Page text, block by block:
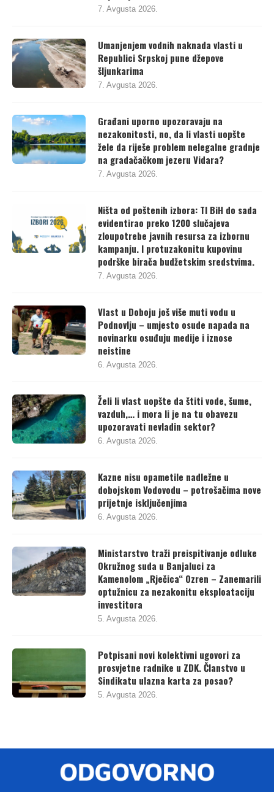
7. Avgusta 2026.
Umanjenjem vodnih naknada vlasti u
Republici Srpskoj pune džepove
šljunkarima
7. Avgusta 2026.
Građani uporno upozoravaju na
nezakonitosti, no, da li vlasti uopšte
žele da riješe problem nelegalne gradnje
na gradačačkom jezeru Vidara?
7. Avgusta 2026.
Ništa od poštenih izbora: TI BiH do sada
evidentirao preko 1200 slučajeva
zloupotrebe javnih resursa za izbornu
kampanju. I protuzakonitu kupovinu
podrške birača budžetskim sredstvima.
7. Avgusta 2026.
Vlast u Doboju još više muti vodu u
Podnovlju – umjesto osude napada na
novinarku osuđuju medije i iznose
neistine
6. Avgusta 2026.
Želi li vlast uopšte da štiti vode, šume,
vazduh,… i mora li je na tu obavezu
upozoravati nevladin sektor?
6. Avgusta 2026.
Kazne nisu opametile nadležne u
dobojskom Vodovodu – potrošačima nove
prijetnje isključenjima
6. Avgusta 2026.
Ministarstvo traži preispitivanje odluke
Okružnog suda u Banjaluci za
Kamenolom „Rječica“ Ozren – Zanemarili
optužnicu za nezakonitu eksploataciju
investitora
5. Avgusta 2026.
Potpisani novi kolektivni ugovori za
prosvjetne radnike u ZDK. Članstvo u
Sindikatu ulazna karta za posao?
5. Avgusta 2026.